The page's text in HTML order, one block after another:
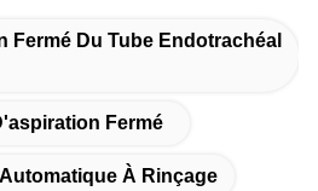
Fermé Du Tube Endotrachéal
Fermé
À Rinçage